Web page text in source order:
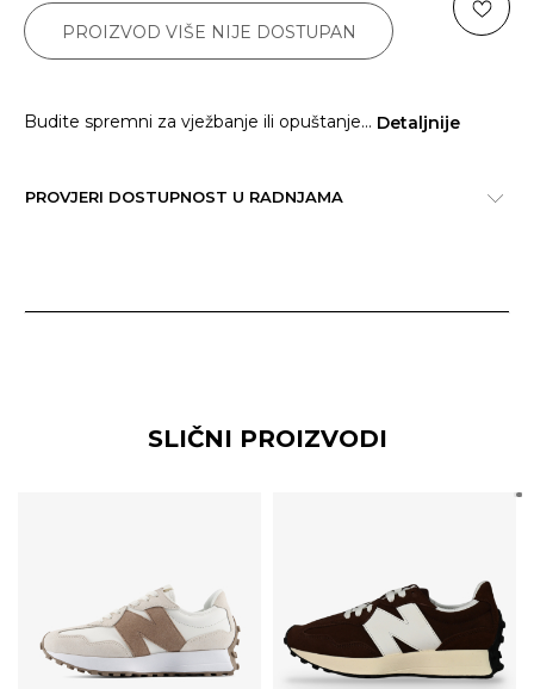
PROIZVOD VIŠE NIJE DOSTUPAN
Budite spremni za vježbanje ili opuštanje... Detaljnije
PROVJERI DOSTUPNOST U RADNJAMA
SLIČNI PROIZVODI